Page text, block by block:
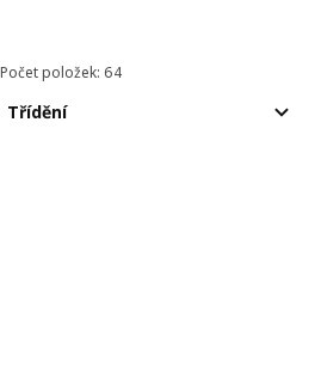
Seřadit a filtrovat
Počet položek: 64
Třídění